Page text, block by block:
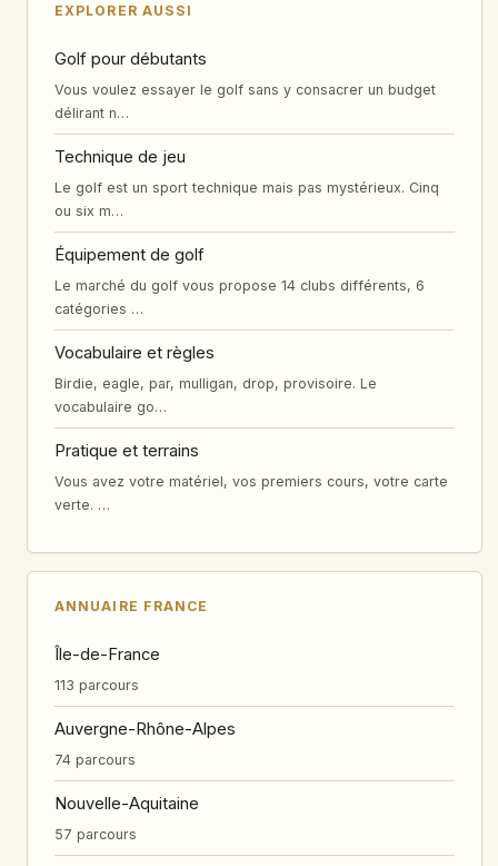
EXPLORER AUSSI
Golf pour débutants
Vous voulez essayer le golf sans y consacrer un budget
délirant n…
Technique de jeu
Le golf est un sport technique mais pas mystérieux. Cinq
ou six m…
Équipement de golf
Le marché du golf vous propose 14 clubs différents, 6
catégories …
Vocabulaire et règles
Birdie, eagle, par, mulligan, drop, provisoire. Le
vocabulaire go…
Pratique et terrains
Vous avez votre matériel, vos premiers cours, votre carte
verte. …
ANNUAIRE FRANCE
Île-de-France
113 parcours
Auvergne-Rhône-Alpes
74 parcours
Nouvelle-Aquitaine
57 parcours